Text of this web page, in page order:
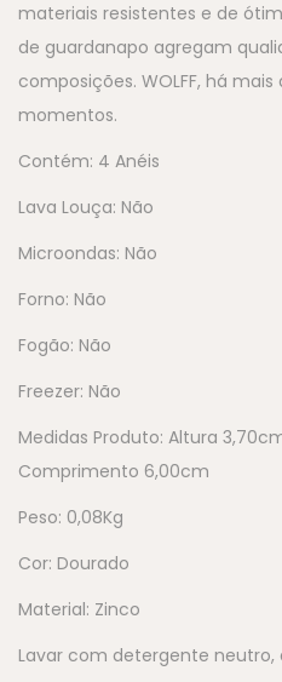
materiais resistentes e de
de guardanapo agregam
composições. WOLFF, há
momentos.
Contém: 4 Anéis
Lava Louça: Não
Microondas: Não
Forno: Não
Fogão: Não
Freezer: Não
Medidas Produto: Altura
Comprimento 6,00cm
Peso: 0,08Kg
Cor: Dourado
Material: Zinco
Lavar com detergente neutro,